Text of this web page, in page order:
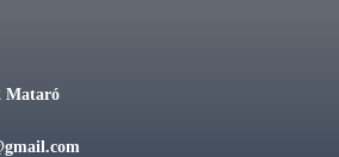
Mataró